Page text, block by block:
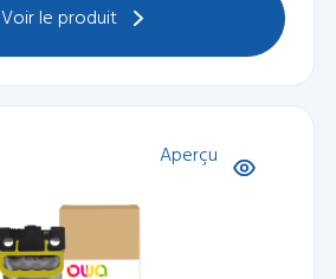
Voir le produit
Aperçu